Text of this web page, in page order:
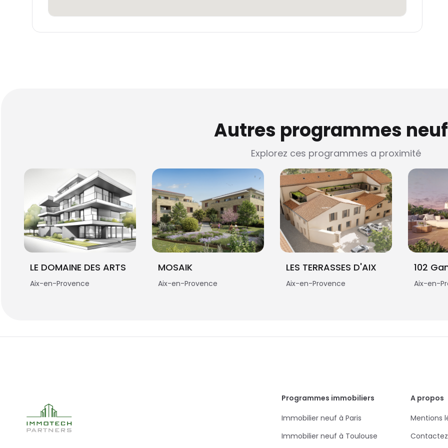
Autres programmes
Explorez ces programmes a proximité
LE DOMAINE DES ARTS
Aix-en-Provence
MOSAIK
Aix-en-Provence
LES TERRASSES D'AIX
Aix-en-Provence
102
Aix-en-
Programmes immobiliers
Immobilier neuf à Paris
Immobilier neuf à Toulouse
A propos
Mentions